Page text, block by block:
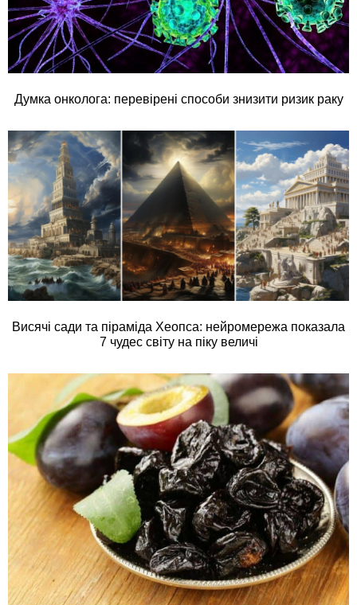
Думка онколога: перевірені способи знизити ризик раку
Висячі сади та піраміда Хеопса: нейромережа показала
7 чудес світу на піку величі